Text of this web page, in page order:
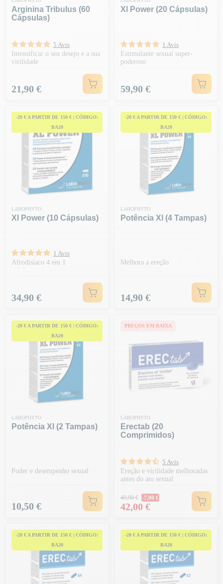
Arginina Tribulus (60
Cápsulas)
5 Avis
Intensificar o seu desejo e a sua
virilidade
Preço
21,90 €
Xl Power (20 Cápsulas)
1 Avis
Estimulante sexual super-
poderoso
Preço
59,90 €
-20 € A PARTIR DE 150 € | CÓDIGO:
BA20
LABOPHYTO
Xl Power (10 Cápsulas)
1 Avis
Afrodisíaco 4 em 1
Preço
34,90 €
-20 € A PARTIR DE 150 € | CÓDIGO:
BA20
LABOPHYTO
Potência Xl (4 Tampas)
Melhora a ereção
Preço
14,90 €
-20 € A PARTIR DE 150 € | CÓDIGO:
BA20
LABOPHYTO
Potência Xl (2 Tampas)
Poder e desempenho sexual
Preço
10,50 €
PREÇOS EM BAIXA
LABOPHYTO
Erectab (20
Comprimidos)
5 Avis
Ereção e virilidade melhoradas
antes do ato sexual
Preço normal
49,90 € -7,90 €
Preço
42,00 €
-20 € A PARTIR DE 150 € | CÓDIGO:
BA20
-20 € A PARTIR DE 150 € | CÓDIGO:
BA20